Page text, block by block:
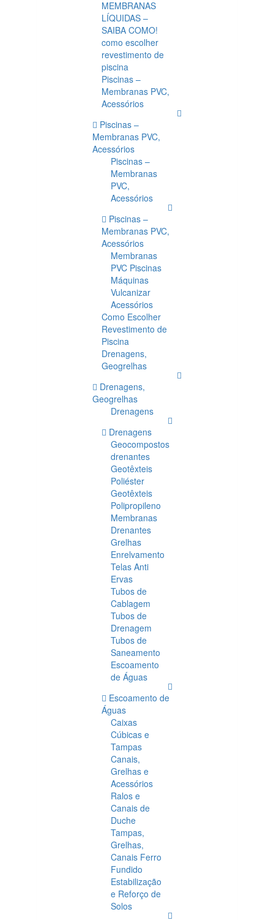
MEMBRANAS
LÍQUIDAS –
SAIBA COMO!
como escolher
revestimento de
piscina
Piscinas –
Membranas PVC,
Acessórios
Piscinas –
Membranas PVC,
Acessórios
Piscinas –
Membranas
PVC,
Acessórios
Piscinas –
Membranas PVC,
Acessórios
Membranas
PVC Piscinas
Máquinas
Vulcanizar
Acessórios
Como Escolher
Revestimento de
Piscina
Drenagens,
Geogrelhas
Drenagens,
Geogrelhas
Drenagens
Drenagens
Geocompostos
drenantes
Geotêxteis
Poliéster
Geotêxteis
Polipropileno
Membranas
Drenantes
Grelhas
Enrelvamento
Telas Anti
Ervas
Tubos de
Cablagem
Tubos de
Drenagem
Tubos de
Saneamento
Escoamento
de Águas
Escoamento de
Águas
Caixas
Cúbicas e
Tampas
Canais,
Grelhas e
Acessórios
Ralos e
Canais de
Duche
Tampas,
Grelhas,
Canais Ferro
Fundido
Estabilização
e Reforço de
Solos